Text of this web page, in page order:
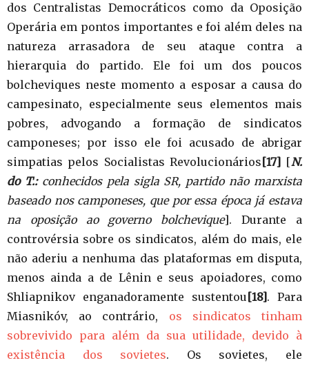
dos Centralistas Democráticos como da Oposição
Operária em pontos importantes e foi além deles na
natureza arrasadora de seu ataque contra a
hierarquia do partido. Ele foi um dos poucos
bolcheviques neste momento a esposar a causa do
campesinato, especialmente seus elementos mais
pobres, advogando a formação de sindicatos
camponeses; por isso ele foi acusado de abrigar
simpatias pelos Socialistas Revolucionários [17] [N.
do T.:conhecidos pela sigla SR, partido não marxista
baseado nos camponeses, que por essa época já estava
na oposição ao governo bolchevique]. Durante a
controvérsia sobre os sindicatos, além do mais, ele
não aderiu a nenhuma das plataformas em disputa,
menos ainda a de Lênin e seus apoiadores, como
Shliapnikov enganadoramente sustentou [18] . Para
Miasnikóv, ao contrário, os sindicatos tinham
sobrevivido para além da sua utilidade, devido à
existência dos sovietes. Os sovietes, ele